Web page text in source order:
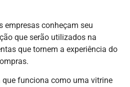
empresas conheçam seu
que serão utilizados na
que tornem a experiência do
funciona como uma vitrine